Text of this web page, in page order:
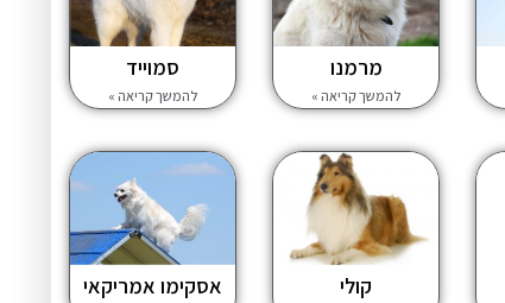
מרמנו
להמשך קריאה »
סמוייד
להמשך קריאה »
קולי אסקימו אמריקאי